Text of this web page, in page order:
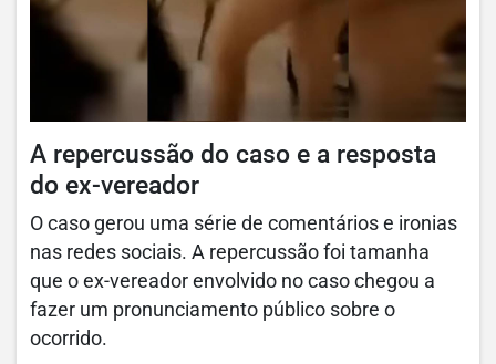
A repercussão do caso e a resposta
do ex-vereador
O caso gerou uma série de comentários e ironias
nas redes sociais. A repercussão foi tamanha
que o ex-vereador envolvido no caso chegou a
fazer um pronunciamento público sobre o
ocorrido.